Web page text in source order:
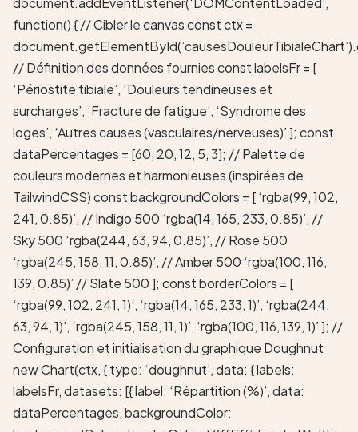
function() { // Cibler le canvas const ctx =
// Définition des données fournies const labelsFr = [
‘Périostite tibiale’, ‘Douleurs tendineuses et
surcharges’, ‘Fracture de fatigue’, ‘Syndrome des
loges’, ‘Autres causes (vasculaires/nerveuses)’ ]; const
dataPercentages = [60, 20, 12, 5, 3]; // Palette de
couleurs modernes et harmonieuses (inspirées de
TailwindCSS) const backgroundColors = [ ‘rgba(99, 102,
241, 0.85)’, // Indigo 500 ‘rgba(14, 165, 233, 0.85)’, //
Sky 500 ‘rgba(244, 63, 94, 0.85)’, // Rose 500
‘rgba(245, 158, 11, 0.85)’, // Amber 500 ‘rgba(100, 116,
139, 0.85)’ // Slate 500 ]; const borderColors = [
‘rgba(99, 102, 241, 1)’, ‘rgba(14, 165, 233, 1)’, ‘rgba(244,
63, 94, 1)’, ‘rgba(245, 158, 11, 1)’, ‘rgba(100, 116, 139, 1)’ ]; //
Configuration et initialisation du graphique Doughnut
new Chart(ctx, { type: ‘doughnut’, data: { labels:
labelsFr, datasets: [{ label: ‘Répartition (%)’, data:
dataPercentages, backgroundColor: